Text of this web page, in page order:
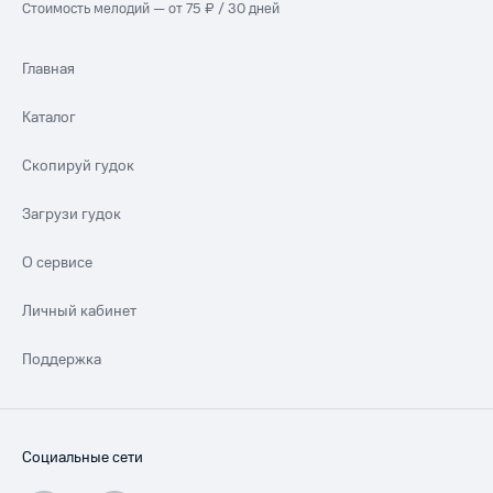
Стоимость мелодий — от 75 ₽ / 30 дней
Главная
Каталог
Скопируй гудок
Загрузи гудок
О сервисе
Личный кабинет
Поддержка
Социальные сети